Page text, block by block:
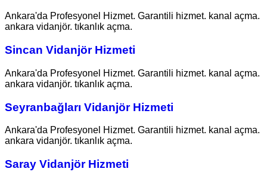
Ankara'da Profesyonel Hizmet. Garantili hizmet. kanal açma.
ankara vidanjör. tıkanlık açma.
Sincan Vidanjör Hizmeti
Ankara'da Profesyonel Hizmet. Garantili hizmet. kanal açma.
ankara vidanjör. tıkanlık açma.
Seyranbağları Vidanjör Hizmeti
Ankara'da Profesyonel Hizmet. Garantili hizmet. kanal açma.
ankara vidanjör. tıkanlık açma.
Saray Vidanjör Hizmeti